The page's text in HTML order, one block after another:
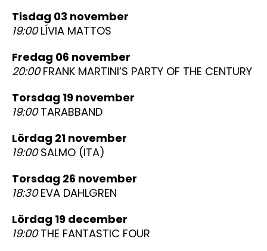
tisdag 03 november
19:00LÍVIA MATTOS
fredag 06 november
20:00FRANK MARTINI’S PARTY OF THE CENTURY
torsdag 19 november
19:00TARABBAND
lördag 21 november
19:00SALMO (ITA)
torsdag 26 november
18:30EVA DAHLGREN
lördag 19 december
19:00THE FANTASTIC FOUR